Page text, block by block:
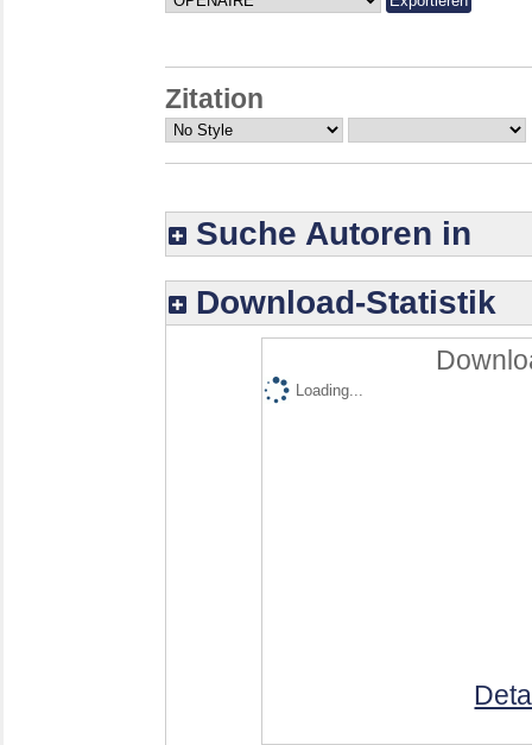
Zitation
Suche Autoren in
Download-Statistik
Loading...